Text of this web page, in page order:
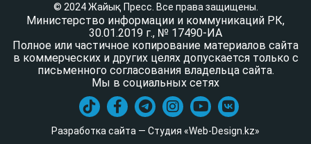
© 2024 Жайық Пресс. Все права защищены.
Министерство информации и коммуникаций РК,
30.01.2019 г., № 17490-ИА
Полное или частичное копирование материалов сайта
в коммерческих и других целях допускается только с
письменного согласования владельца сайта.
Мы в социальных сетях
Разработка сайта — Студия «Web-Design.kz»